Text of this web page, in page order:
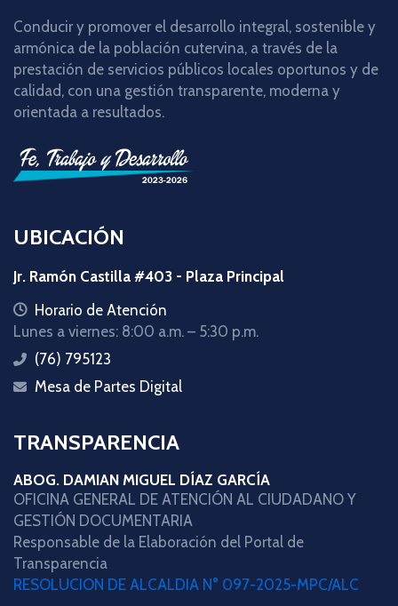
Conducir y promover el desarrollo integral, sostenible y
armónica de la población cutervina, a través de la
prestación de servicios públicos locales oportunos y de
calidad, con una gestión transparente, moderna y
orientada a resultados.
UBICACIÓN
Jr. Ramón Castilla #403 - Plaza Principal
iconHorario de Atención
Lunes a viernes: 8:00 a.m. – 5:30 p.m.
icon
(76) 795123
icon
Mesa de Partes Digital
TRANSPARENCIA
ABOG. DAMIAN MIGUEL DÍAZ GARCÍA
OFICINA GENERAL DE ATENCIÓN AL CIUDADANO Y
GESTIÓN DOCUMENTARIA
Responsable de la Elaboración del Portal de
Transparencia
RESOLUCION DE ALCALDIA N° 097-2025-MPC/ALC